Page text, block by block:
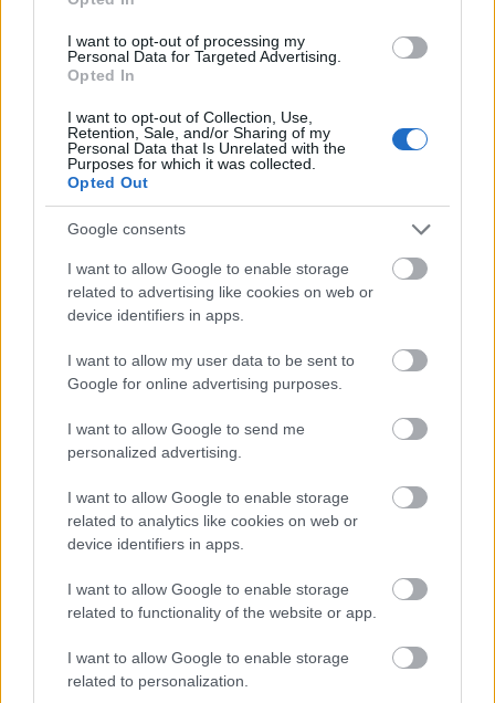
I want to opt-out of processing my
Personal Data for Targeted Advertising.
Opted In
I want to opt-out of Collection, Use,
Retention, Sale, and/or Sharing of my
Personal Data that Is Unrelated with the
Purposes for which it was collected.
Opted Out
Google consents
I want to allow Google to enable storage
related to advertising like cookies on web or
device identifiers in apps.
I want to allow my user data to be sent to
Google for online advertising purposes.
I want to allow Google to send me
personalized advertising.
I want to allow Google to enable storage
related to analytics like cookies on web or
device identifiers in apps.
I want to allow Google to enable storage
related to functionality of the website or app.
I want to allow Google to enable storage
related to personalization.
er nå en del av Team Aker Dæhlie, mens Oda
Nerdrum gikk til det italienske topplaget Team
Nå forsterker de laget for vinteren som venter.
På damesida henter Team Kaffebryggeriet Driv
og Fanny Endresen kommer til Kaffebryggeriet
etter en sesong i Petter Northugs lag. Dessuten
kommer Sandra Schützova inn fra Tsjekkia.
Sammen med den svenske OL-stjernen Anna
Haag, får teamet et kruttsterkt damelag.
På herresida blir det også fire løpere i laget denne
Følgende løpere er tatt ut på elitelaget Team
Kaffebryggeriet Driv for 2024/25
Menn
Vetle Thyli
Henrik Syverinsen
Fredrik Helgestad